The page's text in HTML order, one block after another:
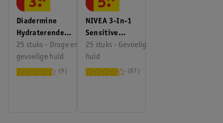
Diadermine
Hydraterende
Reinigingsdoekjes
25 stuks - Droge en
gevoelige huid
3.
9
NIVEA 3-In-1
Sensitive
Reinigingsdoekjes
25 stuks - Gevoelige
huid
5.
87